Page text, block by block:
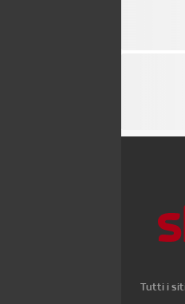
Tutti i